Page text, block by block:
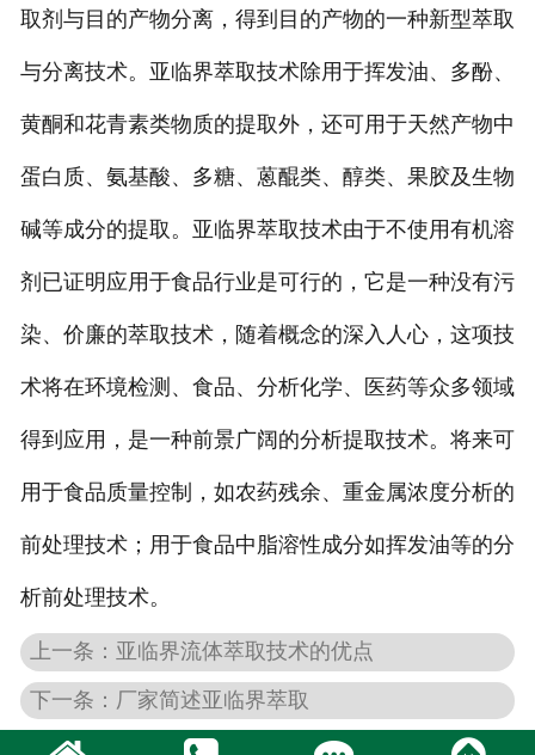
取剂与目的产物分离，得到目的产物的一种新型萃取
与分离技术。亚临界萃取技术除用于挥发油、多酚、
黄酮和花青素类物质的提取外，还可用于天然产物中
蛋白质、氨基酸、多糖、蒽醌类、醇类、果胶及生物
碱等成分的提取。亚临界萃取技术由于不使用有机溶
剂已证明应用于食品行业是可行的，它是一种没有污
染、价廉的萃取技术，随着概念的深入人心，这项技
术将在环境检测、食品、分析化学、医药等众多领域
得到应用，是一种前景广阔的分析提取技术。将来可
用于食品质量控制，如农药残余、重金属浓度分析的
前处理技术；用于食品中脂溶性成分如挥发油等的分
析前处理技术。
上一条：亚临界流体萃取技术的优点
下一条：厂家简述亚临界萃取